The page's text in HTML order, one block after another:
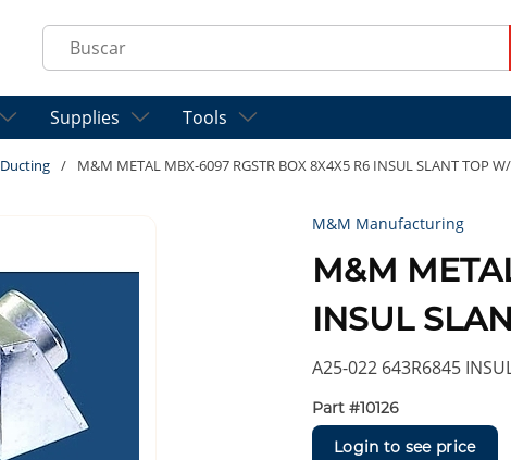
Site Search
Supplies Tools
Ducting / M&M METAL MBX-6097 RGSTR BOX 8X4X5 R6 INSUL SLANT TOP
M&M Manufacturing
M&M
INSUL
A25-022 643R6845
Part #10126
Login to see price